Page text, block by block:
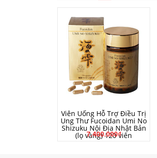
MUA HÀNG
Viên Uống Hỗ Trợ Điều Trị
Ung Thư Fucoidan Umi No
Shizuku Nội Địa Nhật Bản
(lọ vàng) 120 viên
7.400.000₫